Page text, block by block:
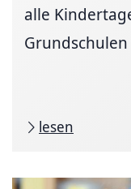
alle
lesen